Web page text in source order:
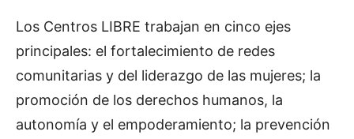
Los Centros LIBRE trabajan en cinco ejes
principales: el fortalecimiento de redes
comunitarias y del liderazgo de las mujeres; la
promoción de los derechos humanos, la
autonomía y el empoderamiento; la prevención